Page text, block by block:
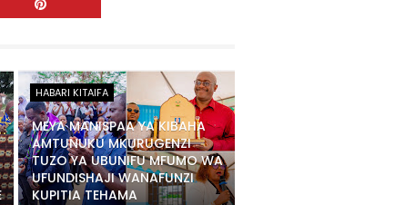
HABARI KITAIFA
MEYA MANISPAA YA KIBAHA
AMTUNUKU MKURUGENZI
TUZO YA UBUNIFU MFUMO WA
UFUNDISHAJI WANAFUNZI
KUPITIA TEHAMA